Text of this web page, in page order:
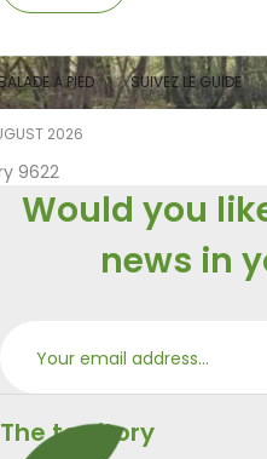
2026
9622
À PIED SUIVEZ LE GUIDE
Would you
news in
The territory